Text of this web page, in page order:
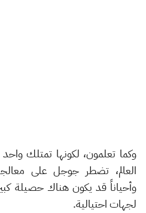
وكما تعلمون، لكونها تمتلك
العالم، تضطر جوجل على معالجة
وأحياناً قد يكون هناك حصيلة
لجهات احتيالية.